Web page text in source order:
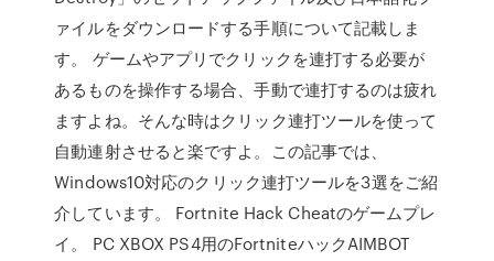
ァイルをダウンロードする手順について記載しま
す。 ゲームやアプリでクリックを連打する必要が
あるものを操作する場合、手動で連打するのは疲れ
ますよね。そんな時はクリック連打ツールを使って
自動連射させると楽ですよ。この記事では、
Windows10対応のクリック連打ツールを3選をご紹
介しています。 Fortnite Hack Cheatのゲームプレ
イ。 PC XBOX PS4用のFortniteハックAIMBOT